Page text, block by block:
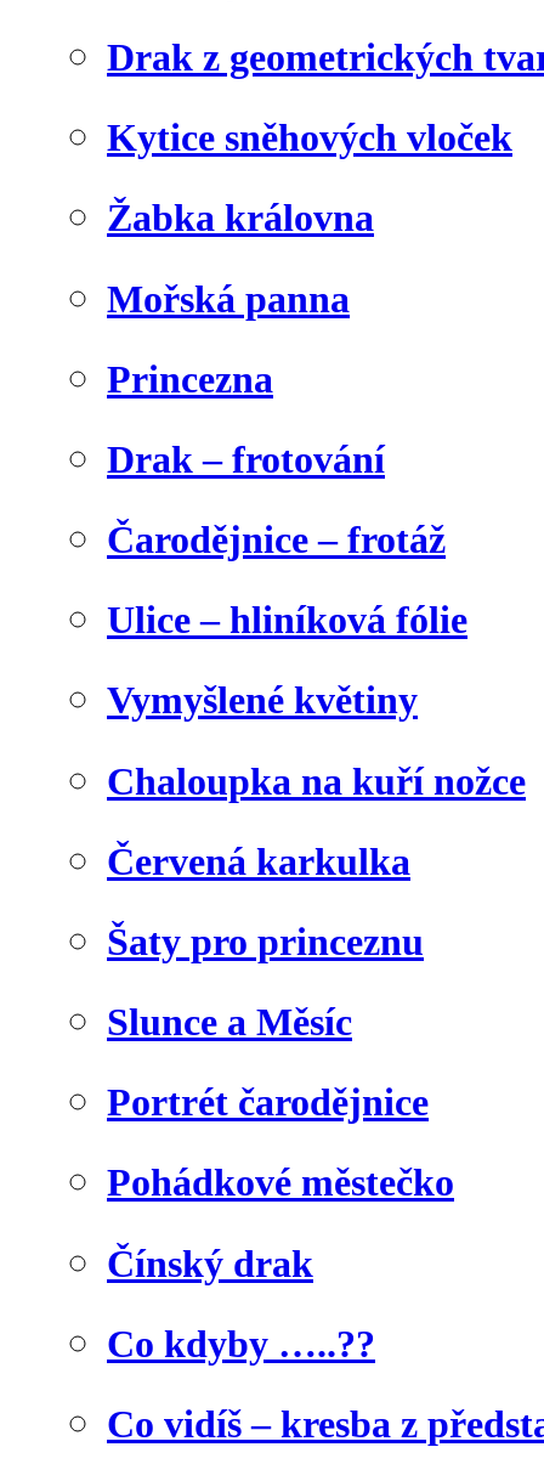
Drak z geometrických
Kytice sněhových vloček
Žabka královna
Mořská panna
Princezna
Drak – frotování
Čarodějnice – frotáž
Ulice – hliníková fólie
Vymyšlené květiny
Chaloupka na kuří nožce
Červená karkulka
Šaty pro princeznu
Slunce a Měsíc
Portrét čarodějnice
Pohádkové městečko
Čínský drak
Co kdyby …..??
Co vidíš – kresba z